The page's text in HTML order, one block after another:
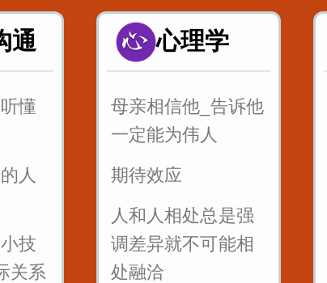
你我
_这
话
说
高情商的一句话_往
说话摄心术第一招
一个脏字不说_如何
回怼别人
一开口说话让别人
喜欢你
通
懂
人
技
关系
心理学
母亲相信他_告诉他
一定能为伟人
期待效应
人和人相处总是强
调差异就不可能相
处融洽